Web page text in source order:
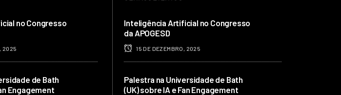
no Congresso
2025
de Bath
Engagement
Inteligência Artificial no Congresso
da APOGESD
15 DE DEZEMBRO, 2025
Palestra na Universidade de Bath
(UK) sobre IA e Fan Engagement